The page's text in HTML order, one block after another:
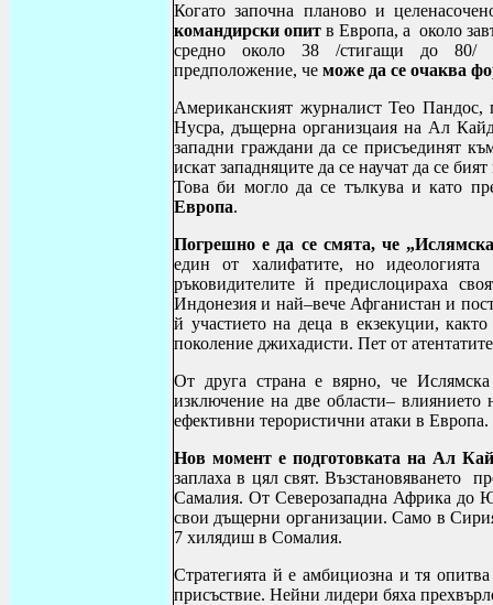
Когато започна планово и
командирски опит в Европа, а около
средно около 38 /стигащи до 80/
предположение, че може да се очаква
Американският журналист Тео
Нусра, дъщерна организцаия на Ал
западни граждани да се присъединят
искат западняците да се научат да се
Това би могло да се тълкува и като
Европа.
Погрешно е да се смята, че
един от халифатите, но
ръковидителите й предислоцираха
Индонезия и най–вече Афганистан и
й участието на деца в екзекуции,
поколение джихадисти. Пет от
От друга страна е вярно, че
изключение на две области–
ефективни терористични атаки в Европа.
Нов момент е подготовката на Ал
заплаха в цял свят. Възстановяването
Самалия. От Северозападна Африка до
свои дъщерни организации. Само в
7 хилядиш в Сомалия.
Стратегията й е амбициозна и тя
присъствие. Нейни лидери бяха